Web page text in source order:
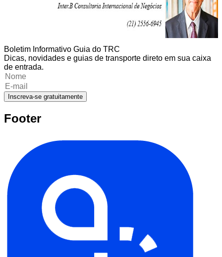
Boletim Informativo Guia do TRC
Dicas, novidades e guias de transporte direto em sua caixa
de entrada.
Inscreva-se gratuitamente
Footer